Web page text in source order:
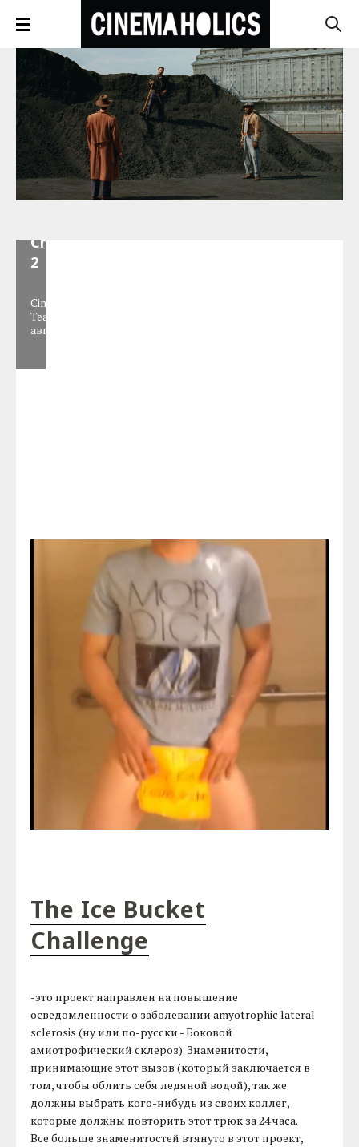
Ice
Challenge
2
Cinemaholics
Team
августа 2014
The Ice Bucket
Challenge
-это проект направлен на повышение
осведомленности о заболевании amyotrophic lateral
sclerosis (ну или по-русски - Боковой
амиотрофический склероз). Знаменитости,
принимающие этот вызов (который заключается в
том, чтобы облить себя ледяной водой), так же
должны выбрать кого-нибудь из своих коллег,
которые должны повторить этот трюк за 24 часа.
Все больше знаменитостей втянуто в этот проект,